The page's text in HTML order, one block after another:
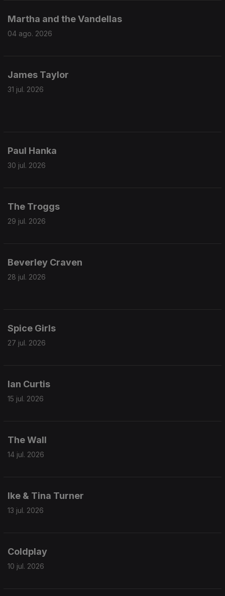
Martha and the Vandellas
04 ago. 2026
James Taylor
31 jul. 2026
Paul Hanka
30 jul. 2026
The Troggs
29 jul. 2026
Beverley Craven
28 jul. 2026
Spice Girls
27 jul. 2026
Ian Curtis
15 jul. 2026
The Wall
14 jul. 2026
Ike & Tina Turner
13 jul. 2026
Coldplay
10 jul. 2026